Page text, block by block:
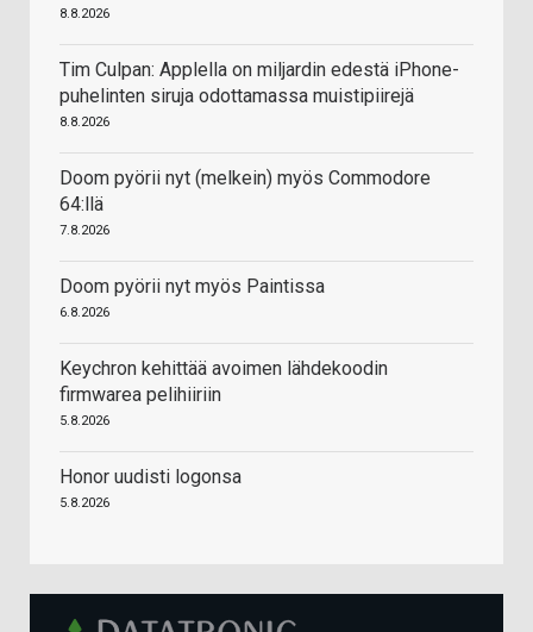
8.8.2026
Tim Culpan: Applella on miljardin edestä iPhone-
puhelinten siruja odottamassa muistipiirejä
8.8.2026
Doom pyörii nyt (melkein) myös Commodore
64:llä
7.8.2026
Doom pyörii nyt myös Paintissa
6.8.2026
Keychron kehittää avoimen lähdekoodin
firmwarea pelihiiriin
5.8.2026
Honor uudisti logonsa
5.8.2026